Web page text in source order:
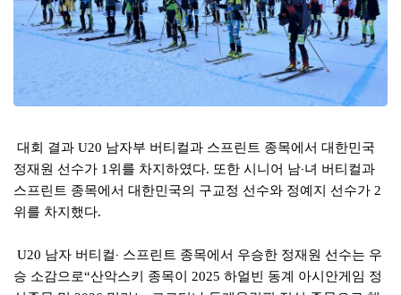
대회 결과 U20 남자부 버티컬과 스프린트 종목에서 대한민국
정재원 선수가 1 위를 차지하였다. 또한 시니어 남‧녀 버티컬과
스프린트 종목에서 대한민국의 구교정 선수와 정예지 선수가 2
위를 차지했다.
U20 남자 버티컬‧ 스프린트 종목에서 우승한 정재원 선수는 우
승 소감으로“산악스키 종목이 2025 하얼빈 동계 아시안게임 정